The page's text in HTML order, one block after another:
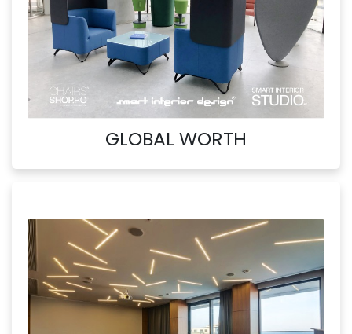
GLOBAL WORTH